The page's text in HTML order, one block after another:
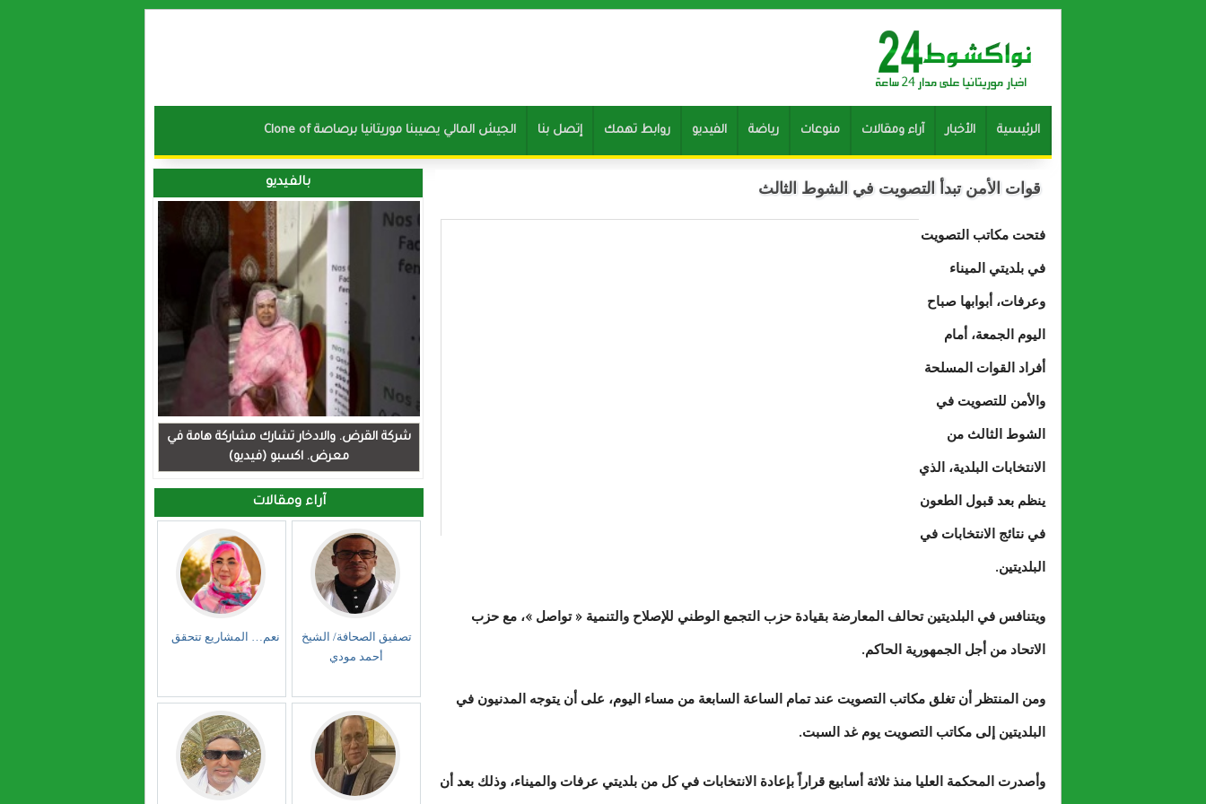
الرئيسية الأخبار آراء ومقالات منوعات رياضة الفيديو روابط تهمك إتصل بنا Clone of الجيش المالي يصيبنا موريتانيا برصاصة
قوات الأمن تبدأ التصويت في الشوط الثالث
فتحت مكاتب التصويت
في بلديتي الميناء
وعرفات، أبوابها صباح
اليوم الجمعة، أمام
أفراد القوات المسلحة
والأمن للتصويت في
الشوط الثالث من
الانتخابات البلدية، الذي
ينظم بعد قبول الطعون
في نتائج الانتخابات في
البلديتين.
ويتنافس في البلديتين تحالف المعارضة بقيادة حزب التجمع الوطني للإصلاح والتنمية « تواصل »، مع حزب
الاتحاد من أجل الجمهورية الحاكم.
ومن المنتظر أن تغلق مكاتب التصويت عند تمام الساعة السابعة من مساء اليوم، على أن يتوجه المدنيون في
البلديتين إلى مكاتب التصويت يوم غد السبت.
وأصدرت المحكمة العليا منذ ثلاثة أسابيع قراراً بإعادة الانتخابات في كل من بلديتي عرفات والميناء، وذلك بعد أن
بالفيديو
شركة القرض. والادخار تشارك مشاركة هامة في
معرض. اكسبو (فيديو)
آراء ومقالات
تصفيق الصحافة/ الشيخ
أحمد مودي
نعم… المشاريع تتحقق